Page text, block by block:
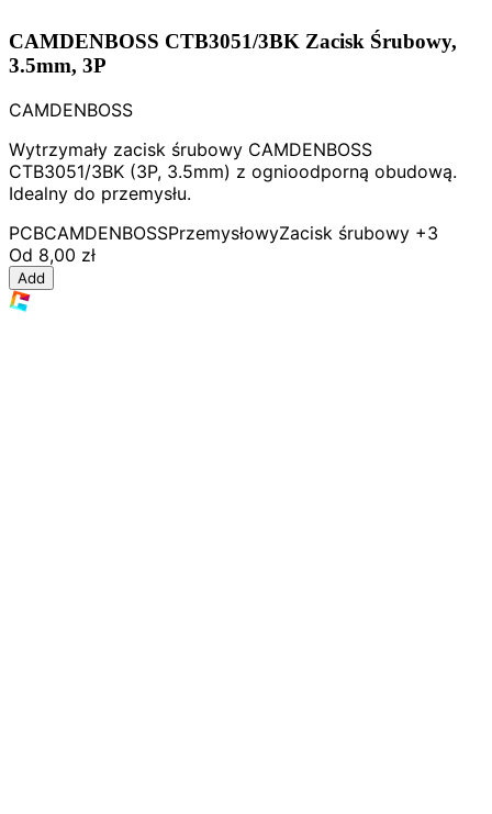
CAMDENBOSS CTB3051/3BK Zacisk Śrubowy,
3.5mm, 3P
CAMDENBOSS
Wytrzymały zacisk śrubowy CAMDENBOSS
CTB3051/3BK (3P, 3.5mm) z ognioodporną obudową.
Idealny do przemysłu.
PCBCAMDENBOSSPrzemysłowyZacisk śrubowy +3
Od 8,00 zł
Add